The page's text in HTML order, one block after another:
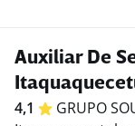
Auxiliar De
4,1 GRUPO